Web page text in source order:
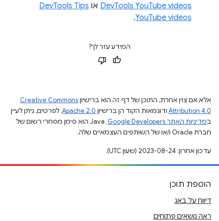
DevTools YouTube videos או DevTools Tips
YouTube videos
.
המידע עזר לך?
אלא אם צוין אחרת, התוכן של דף זה הוא ברישיוןCreative Commons
Attribution 4.0 ודוגמאות הקוד הן ברישיון Apache 2.0. לפרטים, ניתן לעיין
במדיניות האתר Google Developers‏
.‏ Java הוא סימן מסחרי רשום של
חברת Oracle ו/או של השותפים העצמאיים שלה.
עדכון אחרון: 2023-08-24 (שעון UTC).
הוספת תוכן
דיווח על באג
ראה נושאים פתוחים